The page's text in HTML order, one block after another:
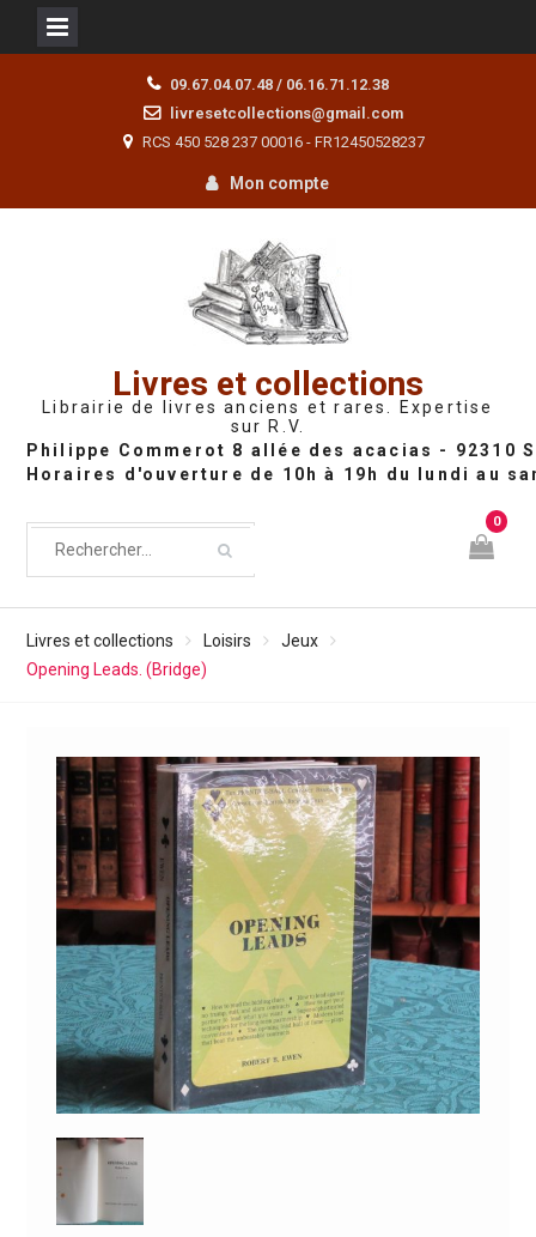
09.67.04.07.48 / 06.16.71.12.38
livresetcollections@gmail.com
RCS 450 528 237 00016 - FR12450528237
Mon compte
Livres et collections
Librairie de livres anciens et rares. Expertise
sur R.V.
0
Livres et collections Loisirs
Jeux
Opening Leads. (Bridge)